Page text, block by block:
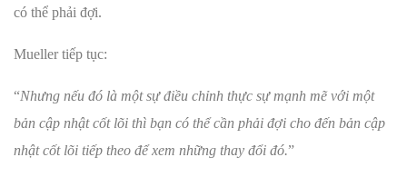
có thể phải đợi.
Mueller tiếp tục:
“Nhưng nếu đó là một sự điều chỉnh thực sự mạnh mẽ với một
bản cập nhật cốt lõi thì bạn có thể cần phải đợi cho đến bản cập
nhật cốt lõi tiếp theo để xem những thay đổi đó.”